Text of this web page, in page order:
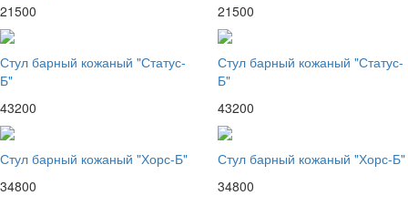
21500
21500
Стул барный кожаный "Статус-
Б"
43200
Стул барный кожаный "Статус-
Б"
43200
Стул барный кожаный "Хорс-Б"
34800
Стул барный кожаный "Хорс-Б"
34800